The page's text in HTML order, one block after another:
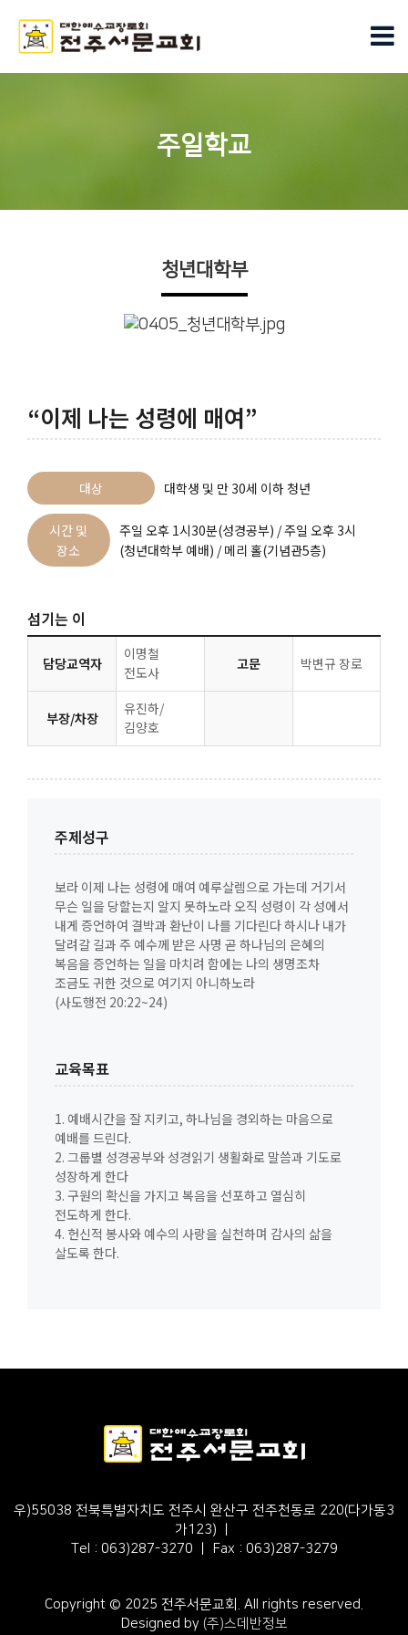
주일학교
청년대학부
“이제 나는 성령에 매여”
대상 대학생 및 만 30세 이하 청년
시간 및
장소
주일 오후 1시30분(성경공부) / 주일 오후 3시
(청년대학부 예배) / 메리 홀(기념관5층)
섬기는 이
담당교역자
이명철
전도사
고문 박변규 장로
부장/차장
유진하/
김양호
주제성구
보라 이제 나는 성령에 매여 예루살렘으로 가는데 거기서
무슨 일을 당할는지 알지 못하노라 오직 성령이 각 성에서
내게 증언하여 결박과 환난이 나를 기다린다 하시나 내가
달려갈 길과 주 예수께 받은 사명 곧 하나님의 은혜의
복음을 증언하는 일을 마치려 함에는 나의 생명조차
조금도 귀한 것으로 여기지 아니하노라
(사도행전 20:22~24)
교육목표
1. 예배시간을 잘 지키고, 하나님을 경외하는 마음으로
예배를 드린다.
2. 그룹별 성경공부와 성경읽기 생활화로 말씀과 기도로
성장하게 한다
3. 구원의 확신을 가지고 복음을 선포하고 열심히
전도하게 한다.
4. 헌신적 봉사와 예수의 사랑을 실천하며 감사의 삶을
살도록 한다.
우)55038 전북특별자치도 전주시 완산구 전주천동로 220(다가동3
가123) ㅣ
Tel : 063)287-3270 ㅣ Fax : 063)287-3279
Copyright © 2025 전주서문교회. All rights reserved.
Designed by (주)스데반정보